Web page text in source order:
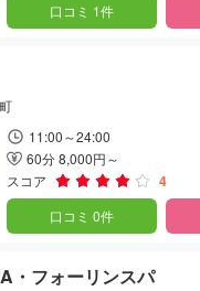
口コミ 1件
11:00～24:00
60分 8,000円～
スコア
4
口コミ 0件
・フォーリンスパ